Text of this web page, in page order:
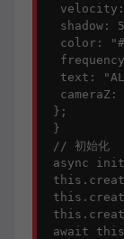
shadow:
color:
text:
cameraZ:
};
}
// 初始化
async
await